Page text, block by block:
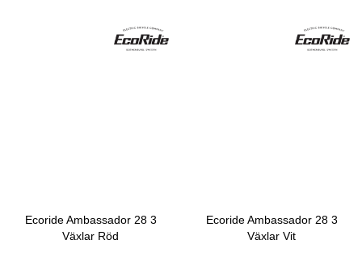
Ecoride Ambassador 28 3
Växlar Röd
Ecoride Ambassador 28 3
Växlar Vit